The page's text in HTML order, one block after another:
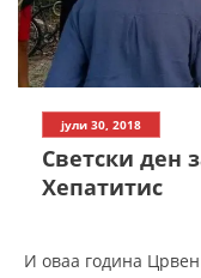
јули 30, 2018
Светски ден
Хепатитис
И оваа година